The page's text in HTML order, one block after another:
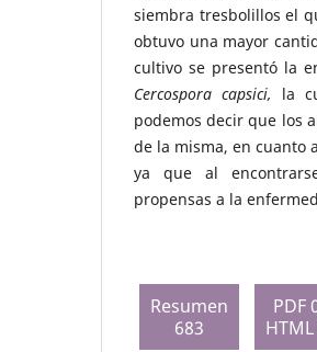
siembra tresbolillos el
obtuvo una mayor
cultivo se presentó la
Cercospora capsici, la
podemos decir que los
de la misma, en cuanto
ya que al
propensas a la
Resumen
683
PDF
HTML